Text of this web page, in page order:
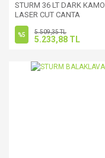
STURM 36 LT DARK KAMO
LASER CUT CANTA
%5 5.509,35 TL
5.233,88 TL